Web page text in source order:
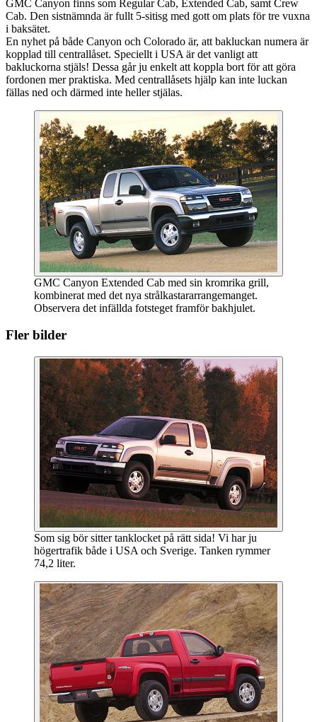
GMC Canyon finns som Regular Cab, Extended Cab, samt Crew
Cab. Den sistnämnda är fullt 5-sitisg med gott om plats för tre vuxna
i baksätet.
En nyhet på både Canyon och Colorado är, att bakluckan numera är
kopplad till centrallåset. Speciellt i USA är det vanligt att
bakluckorna stjäls! Dessa går ju enkelt att koppla bort för att göra
fordonen mer praktiska. Med centrallåsets hjälp kan inte luckan
fällas ned och därmed inte heller stjälas.
GMC Canyon Extended Cab med sin kromrika grill,
kombinerat med det nya strålkastararrangemanget.
Observera det infällda fotsteget framför bakhjulet.
Fler bilder
Som sig bör sitter tanklocket på rätt sida! Vi har ju
högertrafik både i USA och Sverige. Tanken rymmer
74,2 liter.